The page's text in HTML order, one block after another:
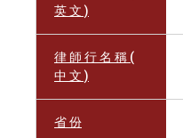
英 文 )
律 師 行 名 稱 (
中 文 )
省 份